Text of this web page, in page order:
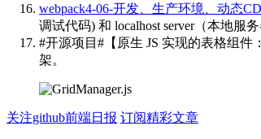
webpack4-06-开发、生产环境、动态
调试代码) 和 localhost server（本地服
#开源项目#【原生 JS 实现的表格组件：
架。
关注github前端日报 订阅精彩文章